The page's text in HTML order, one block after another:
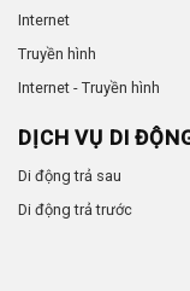
Internet
Truyền hình
Internet - Truyền hình
DỊCH VỤ DI
Di động trả sau
Di động trả trước